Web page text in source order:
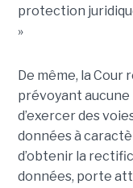
protection
»
De même, la Cour
prévoyant
d’exercer des
données à
d’obtenir la
données, porte